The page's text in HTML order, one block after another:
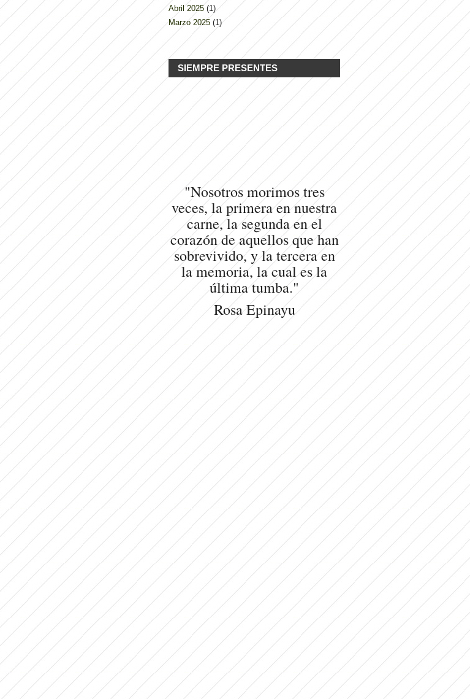
Abril 2025 (1)
Marzo 2025 (1)
SIEMPRE PRESENTES
"Nosotros morimos tres
veces, la primera en nuestra
carne, la segunda en el
corazón de aquellos que han
sobrevivido, y la tercera en
la memoria, la cual es la
última tumba."
Rosa Epinayu